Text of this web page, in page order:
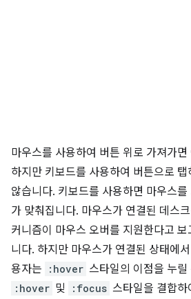
마우스를 사용하여 버튼 위로 가져가
하지만 키보드를 사용하여 버튼으로 탭
않습니다. 키보드를 사용하면 마우스
가 맞춰집니다. 마우스가 연결된 데스
커니즘이 마우스 오버를 지원한다고
니다. 하지만 마우스가 연결된 상태에
용자는
:hover 스타일의 이점을 누릴
:hover 및 :focus 스타일을 결합